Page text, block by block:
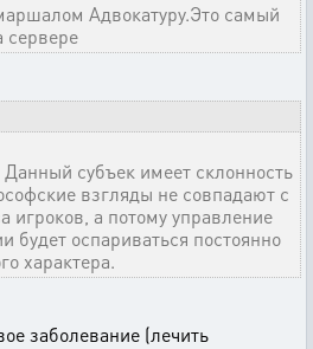
Адвокатуру.Это самый
сервере
субъек имеет склонность
взгляды не совпадают с
а потому управление
будет оспариваться постоянно
характера.
заболевание (лечить